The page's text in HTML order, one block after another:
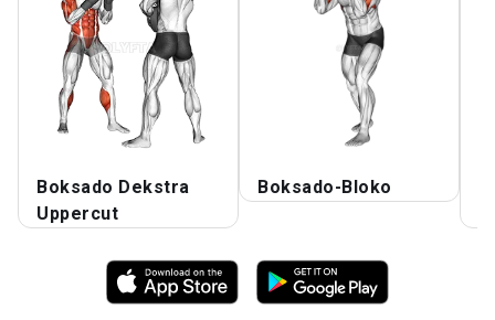
Boksado Dekstra
Uppercut
Boksado-Bloko